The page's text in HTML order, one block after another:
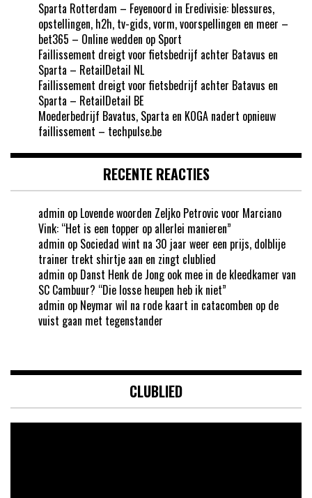
Sparta Rotterdam – Feyenoord in Eredivisie: blessures,
opstellingen, h2h, tv-gids, vorm, voorspellingen en meer –
bet365 – Online wedden op Sport
Faillissement dreigt voor fietsbedrijf achter Batavus en
Sparta – RetailDetail NL
Faillissement dreigt voor fietsbedrijf achter Batavus en
Sparta – RetailDetail BE
Moederbedrijf Bavatus, Sparta en KOGA nadert opnieuw
faillissement – techpulse.be
RECENTE REACTIES
admin op Lovende woorden Zeljko Petrovic voor Marciano
Vink: “Het is een topper op allerlei manieren”
admin op Sociedad wint na 30 jaar weer een prijs, dolblije
trainer trekt shirtje aan en zingt clublied
admin op Danst Henk de Jong ook mee in de kleedkamer van
SC Cambuur? “Die losse heupen heb ik niet”
admin op Neymar wil na rode kaart in catacomben op de
vuist gaan met tegenstander
CLUBLIED